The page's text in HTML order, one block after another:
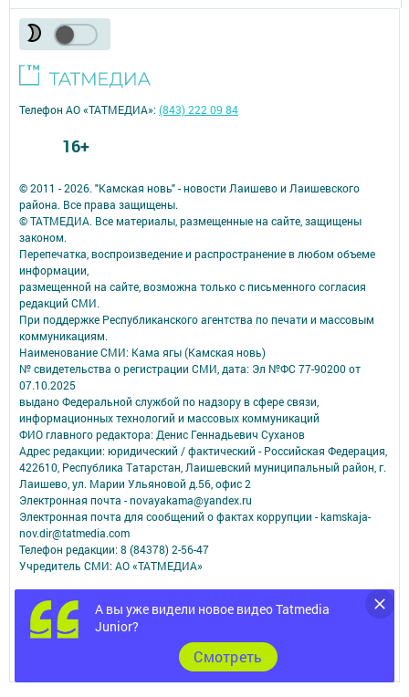
А вы уже видели новое видео Tatmedia
Junior?
Cмотреть
© 2011 - 2026. "Камская новь" - новости Лаишево и Лаишевского
района. Все права защищены.
© ТАТМЕДИА. Все материалы, размещенные на сайте, защищены
законом.
Перепечатка, воспроизведение и распространение в любом объеме
информации,
размещенной на сайте, возможна только с письменного согласия
редакций СМИ.
При поддержке Республиканского агентства по печати и массовым
коммуникациям.
Наименование СМИ: Кама ягы (Камская новь)
№ свидетельства о регистрации СМИ, дата: Эл №ФC 77-90200 от
07.10.2025
выдано Федеральной службой по надзору в сфере связи,
информационных технологий и массовых коммуникаций
ФИО главного редактора: Денис Геннадьевич Суханов
Адрес редакции: юридический / фактический - Российская Федерация,
422610, Республика Татарстан, Лаишевский муниципальный район, г.
Лаишево, ул. Марии Ульяновой д.56, офис 2
Электронная почта - novayakama@yandex.ru
Электронная почта для сообщений о фактах коррупции - kamskaja-
nov.dir@tatmedia.com
Телефон редакции: 8 (84378) 2-56-47
Учредитель СМИ: АО «ТАТМЕДИА»
Антикоррупционная политика
АО «ТАТМЕДИА» использует «cookie»для персонализации сервисов и
удобства пользователей сайтом.
Использование «cookie» можно отменить в настройках браузера.
Политика конфиденциальности
Телефон АО «ТАТМЕДИА»:(843) 222 09 84
16+